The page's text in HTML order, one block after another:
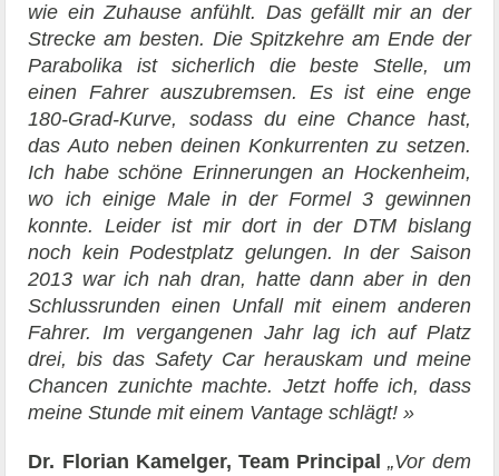
wie ein Zuhause anfühlt. Das gefällt mir an der
Strecke am besten. Die Spitzkehre am Ende der
Parabolika ist sicherlich die beste Stelle, um
einen Fahrer auszubremsen. Es ist eine enge
180-Grad-Kurve, sodass du eine Chance hast,
das Auto neben deinen Konkurrenten zu setzen.
Ich habe schöne Erinnerungen an Hockenheim,
wo ich einige Male in der Formel 3 gewinnen
konnte. Leider ist mir dort in der DTM bislang
noch kein Podestplatz gelungen. In der Saison
2013 war ich nah dran, hatte dann aber in den
Schlussrunden einen Unfall mit einem anderen
Fahrer. Im vergangenen Jahr lag ich auf Platz
drei, bis das Safety Car herauskam und meine
Chancen zunichte machte. Jetzt hoffe ich, dass
meine Stunde mit einem Vantage schlägt! »
Dr. Florian Kamelger, Team Principal„Vor dem